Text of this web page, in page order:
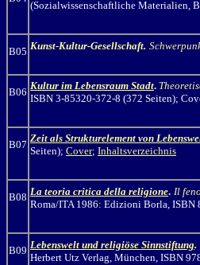
(Sozialwissenschaftliche Materialien,
B05 Kunst-Kultur-Gesellschaft.
B06
Kultur im Lebensraum Stadt.
ISBN 3-85320-372-8 (372 Seiten);
B07
Zeit als Strukturelement von
Seiten); Cover; Inhaltsverzeichnis
B08 La teoria critica della religione. Il
Roma/ITA 1986: Edizioni Borla, ISBN
B09 Lebenswelt und religiöse Sinnstiftung.
Herbert Utz Verlag, München, ISBN